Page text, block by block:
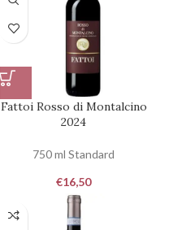
Fattoi Rosso di Montalcino
2024
750 ml Standard
€16,50